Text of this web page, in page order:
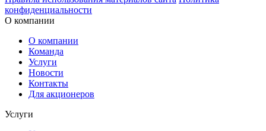
конфиденциальности
О компании
О компании
Команда
Услуги
Новости
Контакты
Для акционеров
Услуги